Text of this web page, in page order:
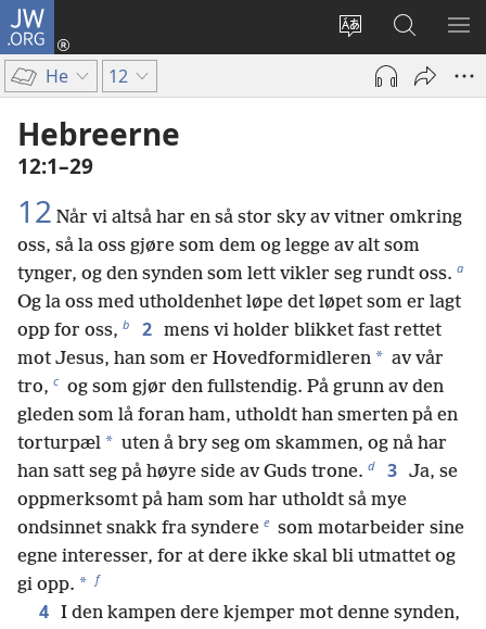
JW.ORG
Endre
språk
Logg
inn
(åpner
Søk
på
JW.ORG
VIS
He 12
Hebreerne
12:1–29
12 Når vi altså har en så stor sky av vitner omkring
oss, så la oss gjøre som dem og legge av alt som
tynger, og den synden som lett vikler seg rundt oss. a
Og la oss med utholdenhet løpe det løpet som er lagt
opp for oss, b 2 mens vi holder blikket fast rettet
mot Jesus, han som er Hovedformidleren * av vår
tro, c og som gjør den fullstendig. På grunn av den
gleden som lå foran ham, utholdt han smerten på en
torturpæl * uten å bry seg om skammen, og nå har
han satt seg på høyre side av Guds trone. d 3 Ja, se
oppmerksomt på ham som har utholdt så mye
ondsinnet snakk fra syndere e som motarbeider sine
egne interesser, for at dere ikke skal bli utmattet og
gi opp. * f
4 I den kampen dere kjemper mot denne synden,